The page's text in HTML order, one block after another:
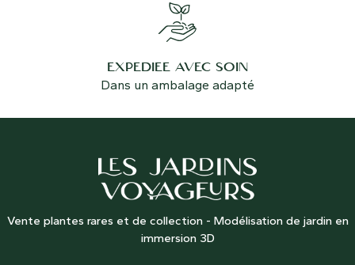
EXPÉDIÉE AVEC SOIN
Dans un ambalage adapté
Vente plantes rares et de collection - Modélisation de jardin en
immersion 3D